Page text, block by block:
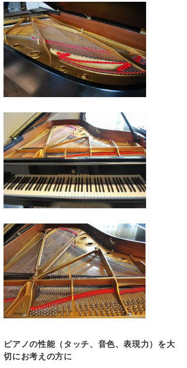
ピアノの性能（タッチ、音色、表現力）を大
切にお考えの方に